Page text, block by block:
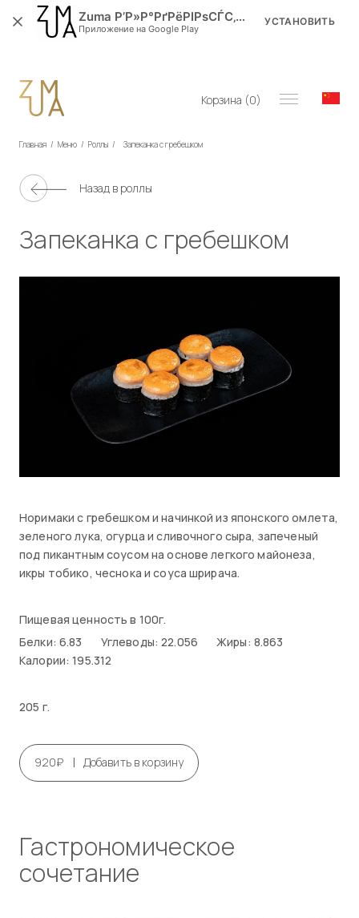
Корзина (0)
Главная / Меню / Роллы / Запеканка с гребешком
Назад в роллы
Запеканка с гребешком
Норимаки с гребешком и начинкой из японского омлета,
зеленого лука, огурца и сливочного сыра, запеченый
под пикантным соусом на основе легкого майонеза,
икры тобико, чеснока и соуса шрирача.
Пищевая ценность в 100г.
Белки: 6.83
Углеводы: 22.056
Жиры: 8.863
Калории: 195.312
205 г.
920₽ | Добавить в корзину
Гастрономическое
сочетание
Zuma Р’Р»Р°РґРёРІРѕСЃС‚РѕРє
Приложение на Google Play
УСТАНОВИТЬ